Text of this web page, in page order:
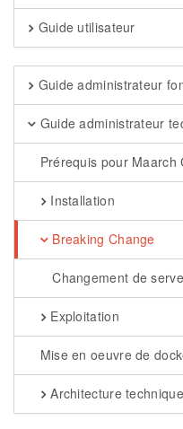
Guide utilisateur
Guide administrateur
Guide administrateur
Prérequis pour Maarch
Installation
Breaking Change
Changement de
Exploitation
Mise en oeuvre de
Architecture technique